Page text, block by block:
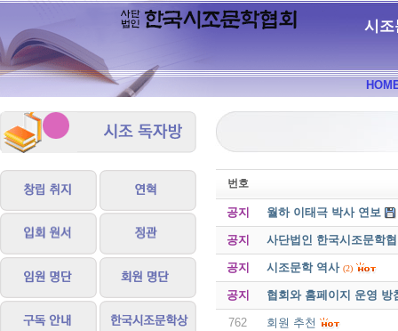
시조
번호
공지 월하 이태극 박사 연보
공지 사단법인 한국시조문학
공지 시조문학 역사 (2)
공지 협회와 홈페이지 운영 방
762 회원 추천